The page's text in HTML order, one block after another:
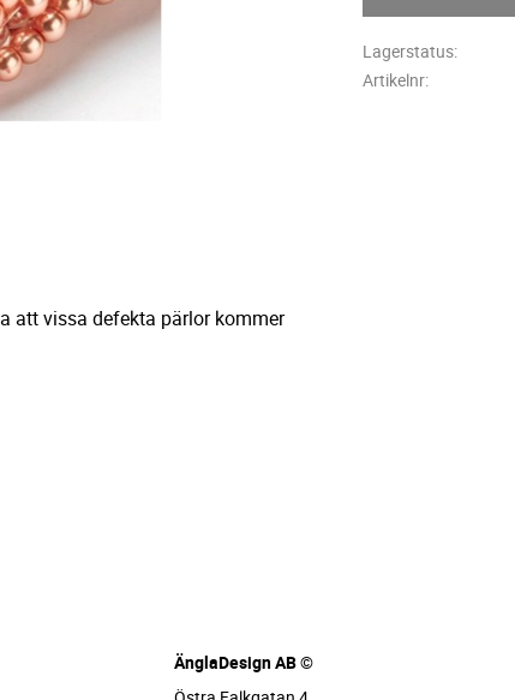
Lagerstatus
Artikelnr
att vissa defekta pärlor kommer
ÄnglaDesign AB ©